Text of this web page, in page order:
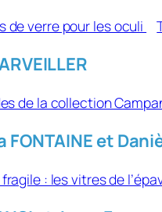
de verre pour les oculi
de la collection
FONTAINE et
: les vitres de